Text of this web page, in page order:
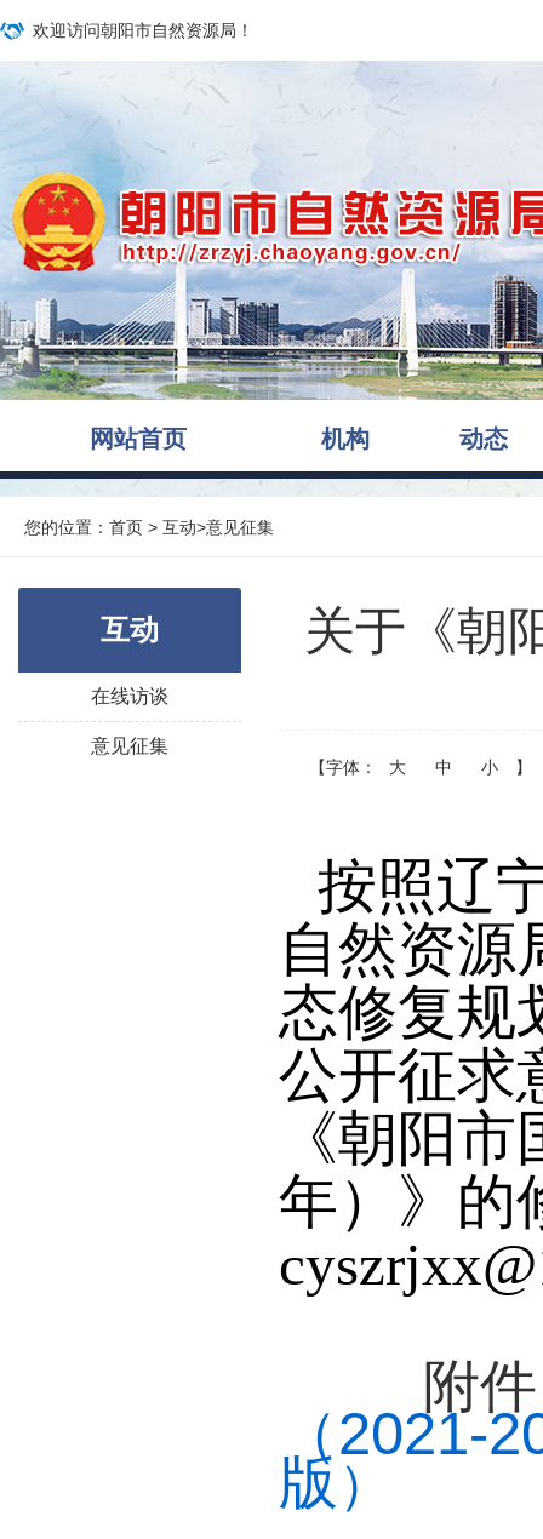
欢迎访问朝阳市自然资源局！
网站首页 机构 动态
您的位置： 首页 > 互动>意见征集
互动
在线访谈
意见征集
关于《朝
【字体： 大 中 小 】
按照辽
自然资源
态修复规
公开征求
《朝阳
年）》的
附
（2021-
版 ）